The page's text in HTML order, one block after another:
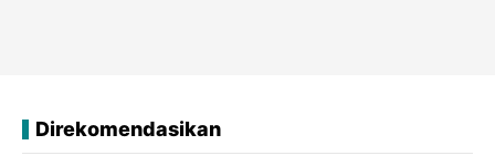
Direkomendasikan